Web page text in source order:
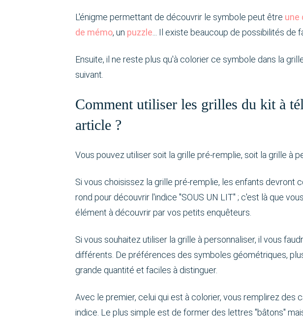
L'énigme permettant de découvrir le symbole peut être une
de mémo, un puzzle ... Il existe beaucoup de possibilités de
Ensuite, il ne reste plus qu'à colorier ce symbole dans la
suivant.
Comment utiliser les grilles du kit à
article ?
Vous pouvez utiliser soit la grille pré-remplie, soit la grille à
Si vous choisissez la grille pré-remplie, les enfants devront
rond pour découvrir l'indice "SOUS UN LIT" ; c'est là que
élément à découvrir par vos petits enquêteurs.
Si vous souhaitez utiliser la grille à personnaliser, il vous
différents. De préférences des symboles géométriques,
grande quantité et faciles à distinguer.
Avec le premier, celui qui est à colorier, vous remplirez des
indice. Le plus simple est de former des lettres "bâtons"